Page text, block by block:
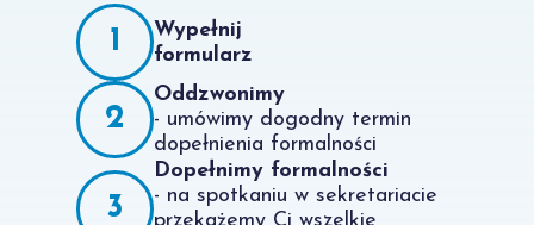
1
Wypełnij
formularz
2
Oddzwonimy
- umówimy dogodny termin
dopełnienia formalności
3
Dopełnimy formalności
- na spotkaniu w sekretariacie